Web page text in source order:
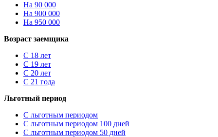
На 90 000
На 900 000
На 950 000
Возраст заемщика
С 18 лет
С 19 лет
С 20 лет
С 21 года
Льготный период
С льготным периодом
С льготным периодом 100 дней
С льготным периодом 50 дней